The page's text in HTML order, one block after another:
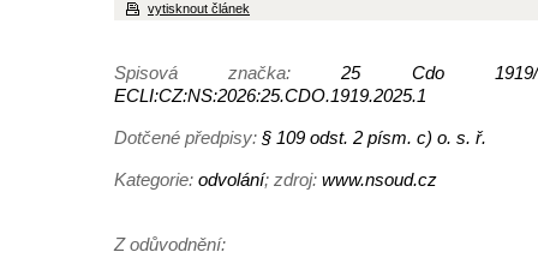
vytisknout článek
Spisová značka:25 Cdo
ECLI:CZ:NS:2026:25.CDO.1919.2025.1
Dotčené předpisy: § 109 odst. 2 písm. c) o. s. ř.
Kategorie: odvolání; zdroj: www.nsoud.cz
Z odůvodnění: